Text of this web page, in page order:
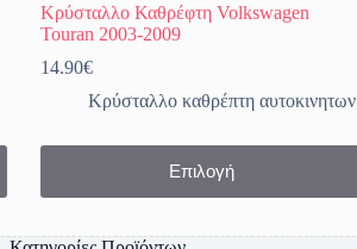
Κρύσταλλο Καθρέφτη Volkswagen
Touran 2003-2009
14.90€
Κρύσταλλο καθρέπτη αυτοκινητων
Επιλογή
Αυτό
προϊόν
πολλαπλές